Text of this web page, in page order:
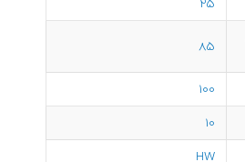
85
100
10
HW